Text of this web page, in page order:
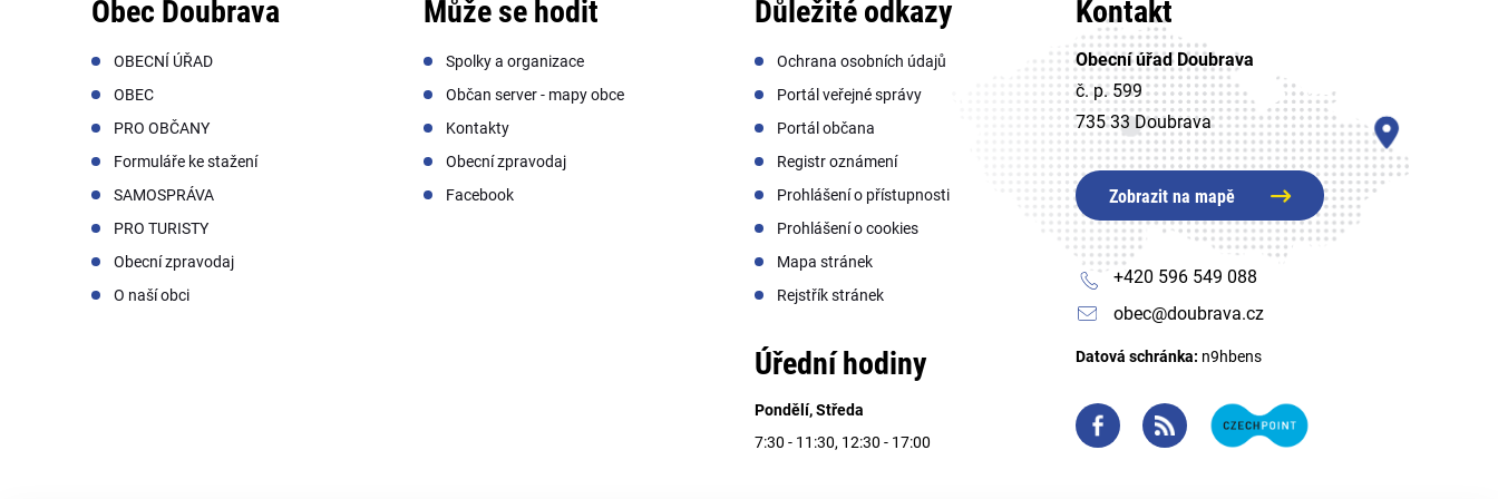
Obec Doubrava
OBECNÍ ÚŘAD
OBEC
PRO OBČANY
Formuláře ke stažení
SAMOSPRÁVA
PRO TURISTY
Obecní zpravodaj
O naší obci
Může se hodit
Spolky a organizace
Občan server - mapy obce
Kontakty
Obecní zpravodaj
Facebook
Důležité odkazy
Ochrana osobních údajů
Portál veřejné správy
Portál občana
Registr oznámení
Prohlášení o přístupnosti
Prohlášení o cookies
Mapa stránek
Rejstřík stránek
Úřední hodiny
Pondělí, Středa
7:30 - 11:30, 12:30 - 17:00
Kontakt
Obecní úřad Doubrava
č. p. 599
735 33 Doubrava
Zobrazit na mapě
+420 596 549 088
obec@doubrava.cz
Datová schránka: n9hbens